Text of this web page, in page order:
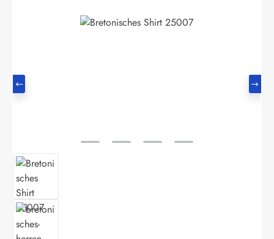
Bildergalerie überspringen